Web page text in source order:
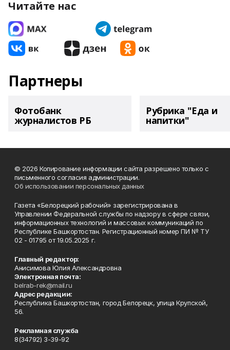
Читайте нас
Партнеры
Фотобанк
журналистов РБ
Рубрика "Еда и
напитки"
© 2026 Копирование информации сайта разрешено только с
письменного согласия администрации.
Об использовании персональных данных
Газета «Белорецкий рабочий» зарегистрирована в
Управлении Федеральной службы по надзору в сфере связи,
информационных технологий и массовых коммуникаций по
Республике Башкортостан. Регистрационный номер ПИ № ТУ
02 - 01795 от 19.05.2025 г.
Главный редактор:
Анисимова Юлия Александровна
Электронная почта:
belrab-rek@mail.ru
Адрес редакции:
Республика Башкортостан, город Белорецк, улица Крупской,
56.
Рекламная служба
8(34792) 3-39-92